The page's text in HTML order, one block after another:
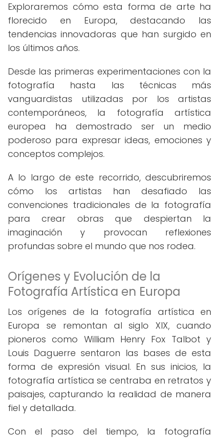
Exploraremos cómo esta forma de arte ha
florecido en Europa, destacando las
tendencias innovadoras que han surgido en
los últimos años.
Desde las primeras experimentaciones con la
fotografía hasta las técnicas más
vanguardistas utilizadas por los artistas
contemporáneos, la fotografía artística
europea ha demostrado ser un medio
poderoso para expresar ideas, emociones y
conceptos complejos.
A lo largo de este recorrido, descubriremos
cómo los artistas han desafiado las
convenciones tradicionales de la fotografía
para crear obras que despiertan la
imaginación y provocan reflexiones
profundas sobre el mundo que nos rodea.
Orígenes y Evolución de la
Fotografía Artística en Europa
Los orígenes de la fotografía artística en
Europa se remontan al siglo XIX, cuando
pioneros como William Henry Fox Talbot y
Louis Daguerre sentaron las bases de esta
forma de expresión visual. En sus inicios, la
fotografía artística se centraba en retratos y
paisajes, capturando la realidad de manera
fiel y detallada.
Con el paso del tiempo, la fotografía